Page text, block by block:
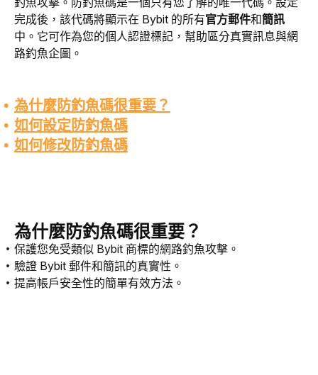
完成後，該代碼將顯示在 Bybit 的所有官方郵件和簡訊
中。它可作為您的個人認證標記，幫助區分真實訊息與網
路釣魚企圖。
為什麼防釣魚碼很重要？
如何設定防釣魚碼
如何修改防釣魚碼
為什麼防釣魚碼很重要？
保護您免受類似 Bybit 商標的網路釣魚攻擊。
驗證 Bybit 郵件和簡訊的真實性。
提高帳戶安全性的簡單有效方法。